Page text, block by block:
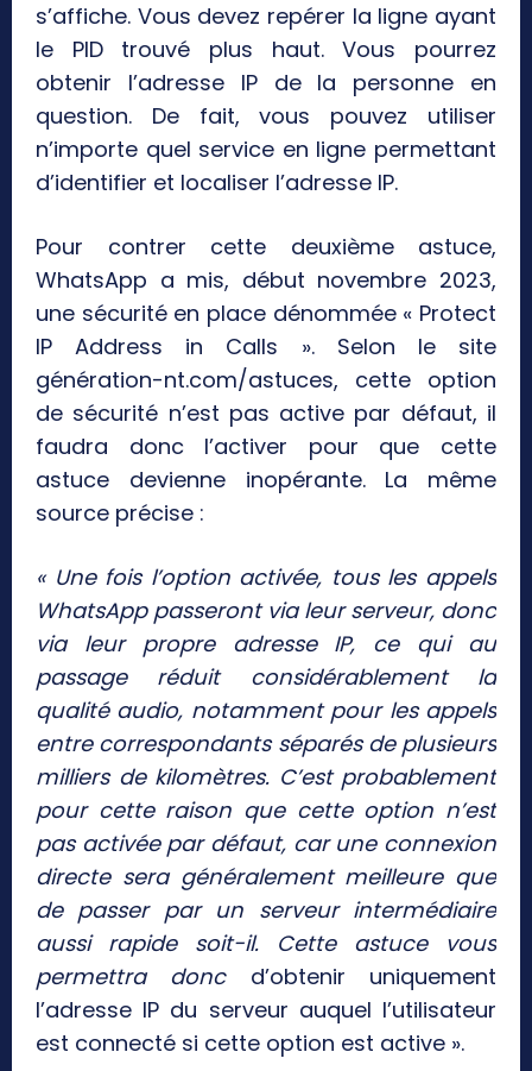
s’affiche. Vous devez repérer la ligne ayant
le PID trouvé plus haut. Vous pourrez
obtenir l’adresse IP de la personne en
question. De fait, vous pouvez utiliser
n’importe quel service en ligne permettant
d’identifier et localiser l’adresse IP.
Pour contrer cette deuxième astuce,
WhatsApp a mis, début novembre 2023,
une sécurité en place dénommée « Protect
IP Address in Calls ». Selon le site
génération-nt.com/astuces, cette option
de sécurité n’est pas active par défaut, il
faudra donc l’activer pour que cette
astuce devienne inopérante. La même
source précise :
« Une fois l’option activée, tous les appels
WhatsApp passeront via leur serveur, donc
via leur propre adresse IP, ce qui au
passage réduit considérablement la
qualité audio, notamment pour les appels
entre correspondants séparés de plusieurs
milliers de kilomètres. C’est probablement
pour cette raison que cette option n’est
pas activée par défaut, car une connexion
directe sera généralement meilleure que
de passer par un serveur intermédiaire
aussi rapide soit-il. Cette astuce vous
permettra doncd’obtenir uniquement
l’adresse IP du serveur auquel l’utilisateur
est connecté si cette option est active ».